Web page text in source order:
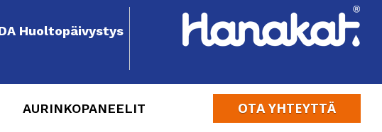
Huoltopäivystys
AURINKOPANEELIT OTA YHTEYTTÄ